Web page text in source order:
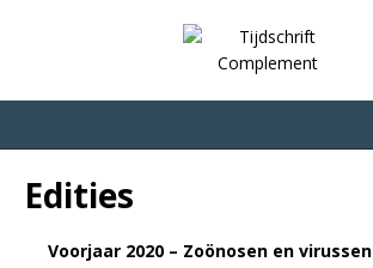
Edities
Voorjaar 2020 – Zoönosen en virussen